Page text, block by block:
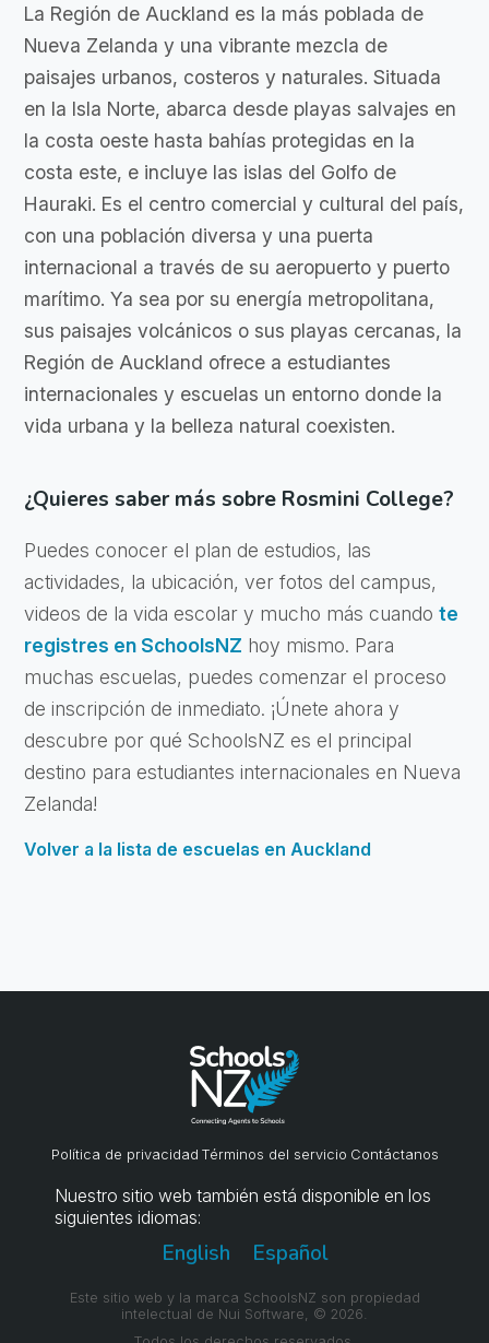
La Región de Auckland es la más poblada de
Nueva Zelanda y una vibrante mezcla de
paisajes urbanos, costeros y naturales. Situada
en la Isla Norte, abarca desde playas salvajes en
la costa oeste hasta bahías protegidas en la
costa este, e incluye las islas del Golfo de
Hauraki. Es el centro comercial y cultural del país,
con una población diversa y una puerta
internacional a través de su aeropuerto y puerto
marítimo. Ya sea por su energía metropolitana,
sus paisajes volcánicos o sus playas cercanas, la
Región de Auckland ofrece a estudiantes
internacionales y escuelas un entorno donde la
vida urbana y la belleza natural coexisten.
¿Quieres saber más sobre Rosmini College?
Puedes conocer el plan de estudios, las
actividades, la ubicación, ver fotos del campus,
videos de la vida escolar y mucho más cuandote
registres en SchoolsNZ hoy mismo. Para
muchas escuelas, puedes comenzar el proceso
de inscripción de inmediato. ¡Únete ahora y
descubre por qué SchoolsNZ es el principal
destino para estudiantes internacionales en Nueva
Zelanda!
Volver a la lista de escuelas en Auckland
Política de privacidad Términos del servicio Contáctanos
Nuestro sitio web también está disponible en los
siguientes idiomas:
English Español
Este sitio web y la marca SchoolsNZ son propiedad
intelectual de Nui Software, © 2026.